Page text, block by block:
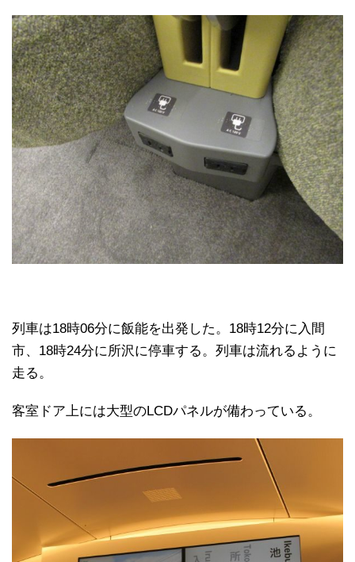
列車は18時06分に飯能を出発した。18時12分に入間
市、18時24分に所沢に停車する。列車は流れるように
走る。
客室ドア上には大型のLCDパネルが備わっている。